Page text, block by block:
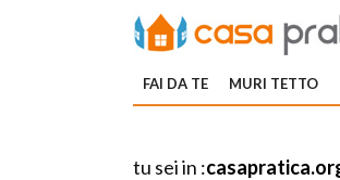
FAI DA TE MURI TETTO
tu sei in :